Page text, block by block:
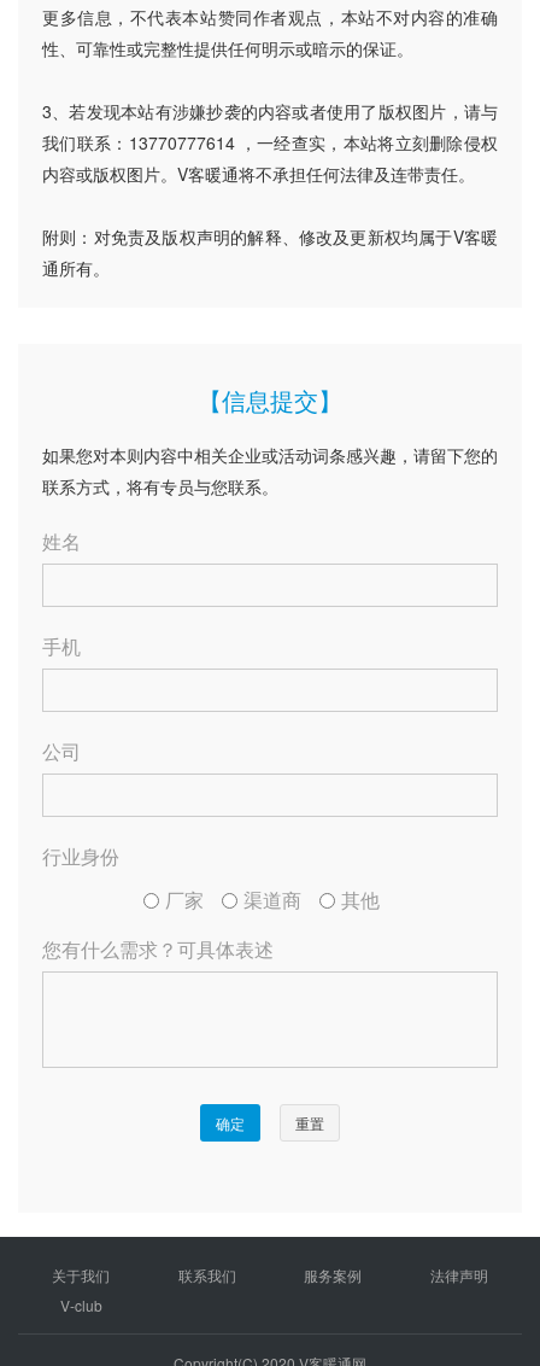
更多信息，不代表本站赞同作者观点，本站不对内容的准确
性、可靠性或完整性提供任何明示或暗示的保证。
3、若发现本站有涉嫌抄袭的内容或者使用了版权图片，请与
我们联系：13770777614 ，一经查实，本站将立刻删除侵权
内容或版权图片。V客暖通将不承担任何法律及连带责任。
附则：对免责及版权声明的解释、修改及更新权均属于V客暖
通所有。
关于我们 联系我们 服务案例
法律声明
V-club